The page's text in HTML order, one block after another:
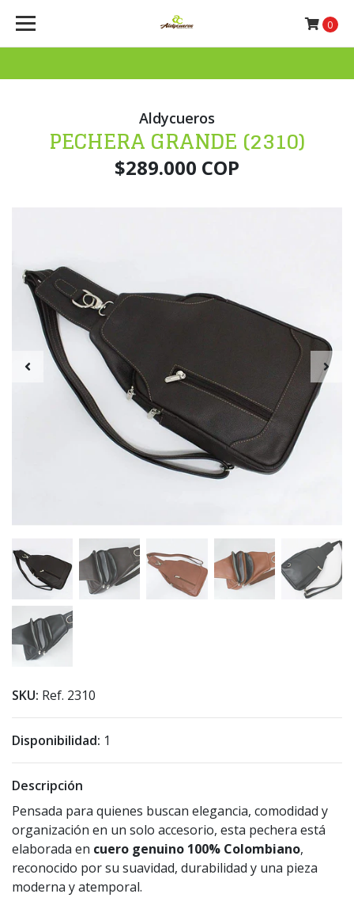
0
Aldycueros
PECHERA GRANDE (2310)
$289.000 COP
SKU: Ref. 2310
Disponibilidad: 1
Descripción
Pensada para quienes buscan elegancia, comodidad y
organización en un solo accesorio, esta pechera está
elaborada en cuero genuino 100% Colombiano,
reconocido por su suavidad, durabilidad y una pieza
moderna y atemporal.